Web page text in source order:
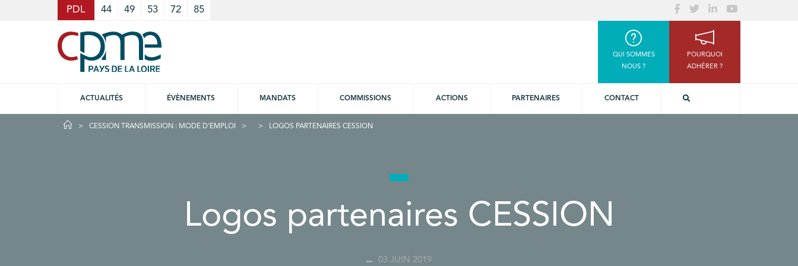
PDL 44 49 53 72 85
QUI SOMMES
NOUS ?
POURQUOI
ADHÉRER ?
ACTUALITÉS ÉVÈNEMENTS MANDATS COMMISSIONS ACTIONS PARTENAIRES CONTACT
CESSION TRANSMISSION : MODE D'EMPLOI LOGOS PARTENAIRES CESSION
Logos partenaires CESSION
03 JUIN 2019
Cookies management panel